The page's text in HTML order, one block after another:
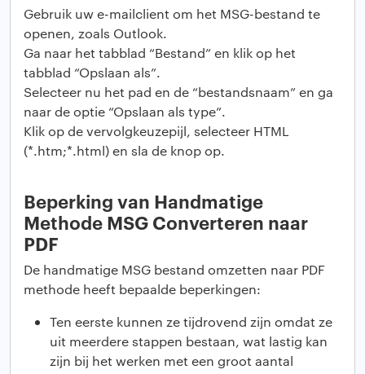
Gebruik uw e-mailclient om het MSG-bestand te
openen, zoals Outlook.
Ga naar het tabblad “Bestand” en klik op het
tabblad “Opslaan als”.
Selecteer nu het pad en de “bestandsnaam” en ga
naar de optie “Opslaan als type”.
Klik op de vervolgkeuzepijl, selecteer HTML
(*.htm;*.html) en sla de knop op.
Beperking van Handmatige
Methode MSG Converteren naar
PDF
De handmatige MSG bestand omzetten naar PDF
methode heeft bepaalde beperkingen:
Ten eerste kunnen ze tijdrovend zijn omdat ze
uit meerdere stappen bestaan, wat lastig kan
zijn bij het werken met een groot aantal